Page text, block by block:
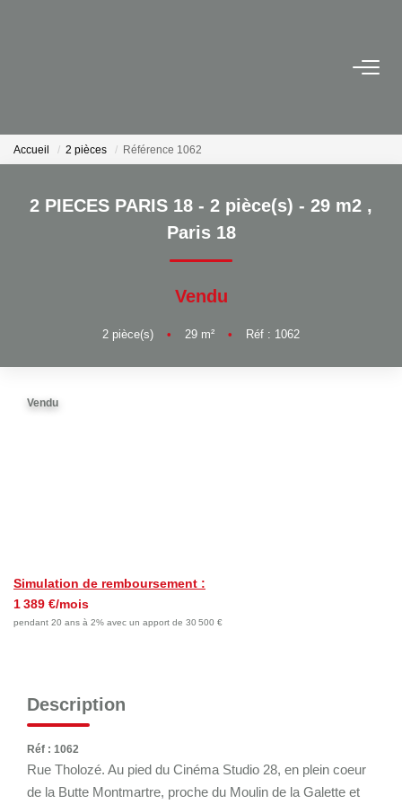
LOUER
VENDRE
Avis De Valeur Sur Rendez-Vous
Estimation En Ligne
Biens Vendus
Accueil 2 pièces Référence 1062
2 PIECES PARIS 18 - 2 pièce(s) - 29 m2 ,
Paris 18
Vendu
2 pièce(s) • 29 m² • Réf : 1062
Vendu
Simulation de remboursement :
1 389 €/mois
pendant 20 ans à 2% avec un apport de 30 500 €
Description
Réf : 1062
Rue Tholozé. Au pied du Cinéma Studio 28, en plein coeur
de la Butte Montmartre, proche du Moulin de la Galette et